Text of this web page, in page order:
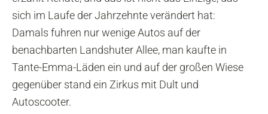
sich im Laufe der Jahrzehnte verändert hat:
Damals fuhren nur wenige Autos auf der
benachbarten Landshuter Allee, man kaufte in
Tante-Emma-Läden ein und auf der großen Wiese
gegenüber stand ein Zirkus mit Dult und
Autoscooter.